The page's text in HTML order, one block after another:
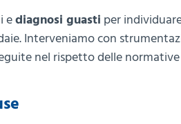
ediagnosi guasti per
Interveniamo con
nel rispetto delle normative